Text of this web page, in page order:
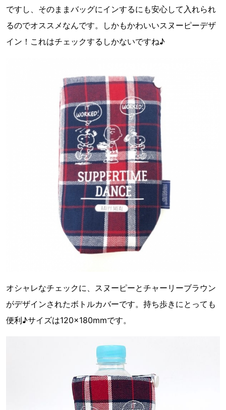
ですし、そのままバッグにインするにも安心して入れられ
るのでオススメなんです。しかもかわいいスヌーピーデザ
イン！これはチェックするしかないですね♪
オシャレなチェックに、スヌーピーとチャーリーブラウン
がデザインされたボトルカバーです。持ち歩きにとっても
便利♪サイズは120×180mmです。